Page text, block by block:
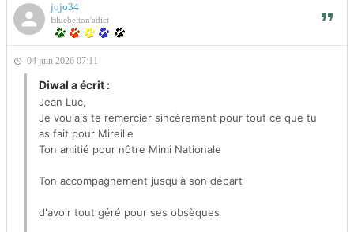
jojo34
Bluebelton'adict
04 juin 2026 07:11
Diwal a écrit :
Jean Luc,
Je voulais te remercier sincèrement pour tout ce que tu
as fait pour Mireille
Ton amitié pour nôtre Mimi Nationale
Ton accompagnement jusqu'à son départ
d'avoir tout géré pour ses obsèques